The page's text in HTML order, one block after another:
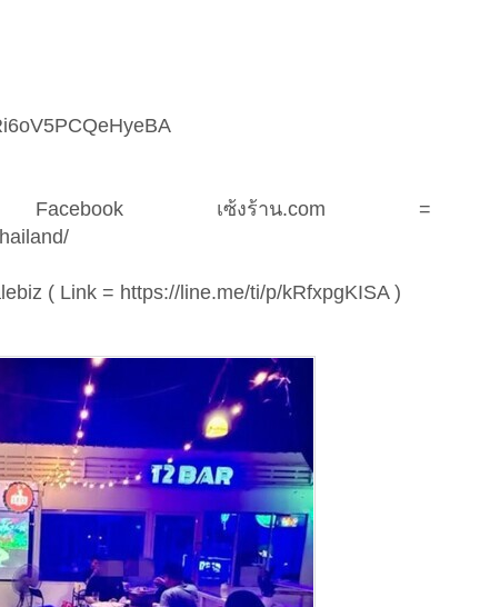
เซ้งร้าน.com =
( Link = https://line.me/ti/p/kRfxpgKISA )